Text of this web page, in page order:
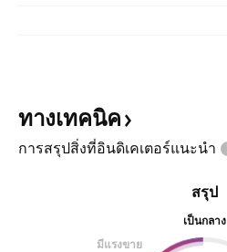
ทางเทคนิค
การสรุปสิ่งที่อินดิเคเตอร์แนะนำ
สรุป
เป็นกลาง
มีแรงขาย